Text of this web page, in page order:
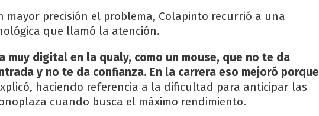
mayor precisión el problema, Colapinto recurrió a una
que llamó la atención.
muy digital en la qualy, como un mouse, que no te da
y no te da confianza. En la carrera eso mejoró porque
haciendo referencia a la dificultad para anticipar las
cuando busca el máximo rendimiento.